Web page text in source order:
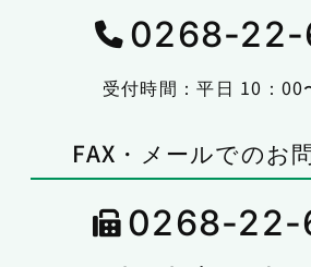
0268-22-
受付時間：平日 10：00
FAX・メールでのお
0268-22-